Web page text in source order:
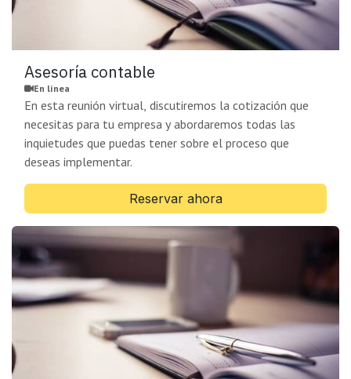
Asesoría contable
En línea
En esta reunión virtual, discutiremos la cotización que
necesitas para tu empresa y abordaremos todas las
inquietudes que puedas tener sobre el proceso que
deseas implementar.
Reservar ahora